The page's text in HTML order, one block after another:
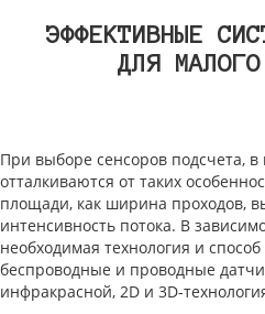
ЭФФЕКТИВНЫЕ
ДЛЯ
При выборе сенсоров подсчета,
отталкиваются от таких
площади, как ширина проходов,
интенсивность потока. В
необходимая технология и
беспроводные и проводные
инфракрасной, 2D и 3D-